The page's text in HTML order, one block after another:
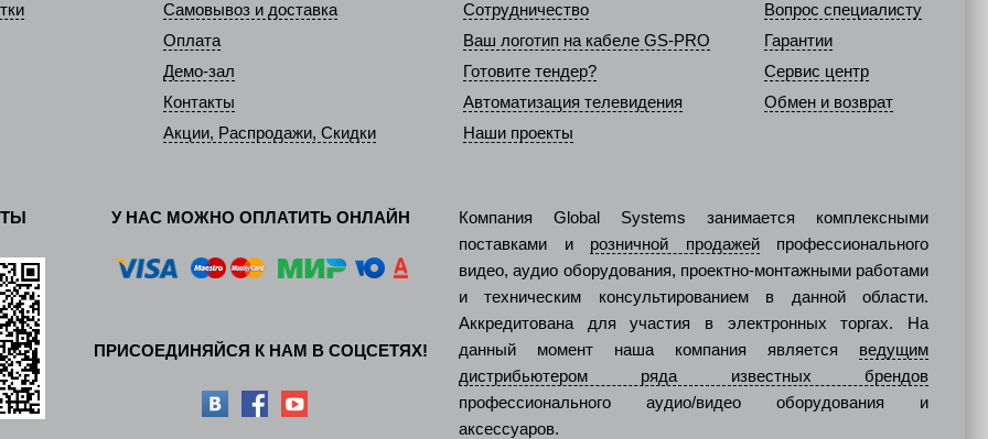
Самовывоз и доставка
Оплата
Демо-зал
Контакты
Акции, Распродажи, Скидки
Сотрудничество
Ваш логотип на кабеле GS-PRO
Готовите тендер?
Автоматизация телевидения
Наши проекты
Вопрос специалисту
Гарантии
Сервис центр
Обмен и возврат
У НАС МОЖНО ОПЛАТИТЬ ОНЛАЙН
ПРИСОЕДИНЯЙСЯ К НАМ В СОЦСЕТЯХ!
Компания Global Systems занимается комплексными
поставками и розничной продажейпрофессионального
видео, аудио оборудования, проектно-монтажными работами
и техническим консультированием в данной области.
Аккредитована для участия в электронных торгах. На
данный момент наша компания является ведущим
дистрибьютером ряда известных брендов
профессионального аудио/видео оборудования и
аксессуаров.